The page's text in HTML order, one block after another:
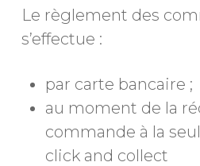
Le règlement des
s’effectue :
par carte bancaire ;
au moment de la
commande à la
click and collect